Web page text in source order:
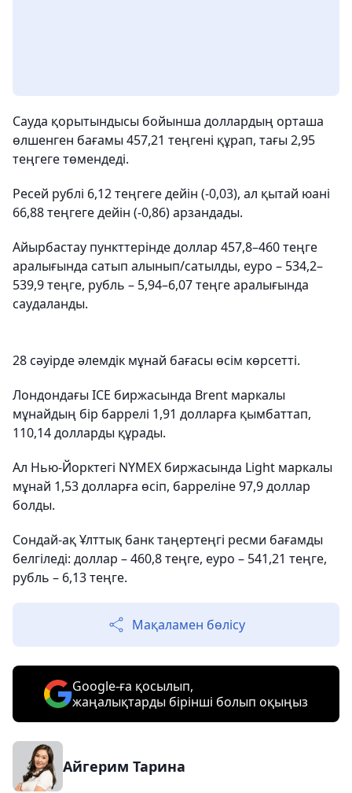
Сауда қорытындысы бойынша доллардың орташа
өлшенген бағамы 457,21 теңгені құрап, тағы 2,95
теңгеге төмендеді.
Ресей рублі 6,12 теңгеге дейін (-0,03), ал қытай юані
66,88 теңгеге дейін (-0,86) арзандады.
Айырбастау пункттерінде доллар 457,8–460 теңге
аралығында сатып алынып/сатылды, еуро – 534,2–
539,9 теңге, рубль – 5,94–6,07 теңге аралығында
саудаланды.
28 сәуірде әлемдік мұнай бағасы өсім көрсетті.
Лондондағы ICE биржасында Brent маркалы
мұнайдың бір баррелі 1,91 долларға қымбаттап,
110,14 долларды құрады.
Ал Нью-Йорктегі NYMEX биржасында Light маркалы
мұнай 1,53 долларға өсіп, барреліне 97,9 доллар
болды.
Сондай-ақ Ұлттық банк таңертеңгі ресми бағамды
белгіледі: доллар – 460,8 теңге, еуро – 541,21 теңге,
рубль – 6,13 теңге.
Мақаламен бөлісу
Google-ға қосылып,
жаңалықтарды бірінші болып оқыңыз
Айгерим Тарина